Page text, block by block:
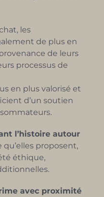
les
de plus en
de leurs
processus de
en plus valorisé et
d’un soutien
l’histoire autour
proposent,
éthique,
avec proximité